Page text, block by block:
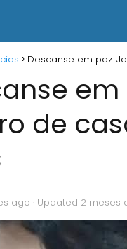
Descanse em paz:
de
ago · Updated 2 meses